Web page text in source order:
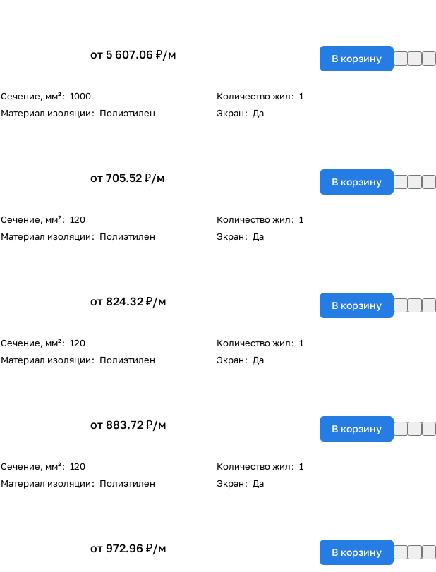
от 5 607.06 ₽/м В корзину
Сечение, мм²: 1000 Количество жил: 1
Материал изоляции: Полиэтилен Экран: Да
от 705.52 ₽/м В корзину
Сечение, мм²: 120 Количество жил: 1
Материал изоляции: Полиэтилен Экран: Да
от 824.32 ₽/м В корзину
Сечение, мм²: 120 Количество жил: 1
Материал изоляции: Полиэтилен Экран: Да
от 883.72 ₽/м В корзину
Сечение, мм²: 120 Количество жил: 1
Материал изоляции: Полиэтилен Экран: Да
от 972.96 ₽/м В корзину